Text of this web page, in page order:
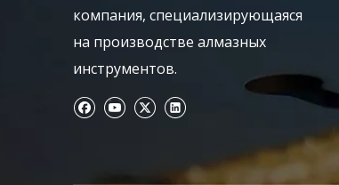
компания, специализирующаяся
на производстве алмазных
инструментов.